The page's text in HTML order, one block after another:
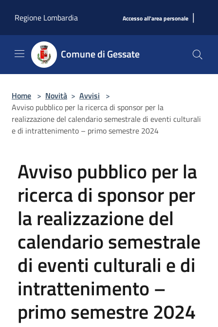
Regione Lombardia
Accesso all'area personale |
Comune di Gessate
Home > Novità > Avvisi >
Avviso pubblico per la ricerca di sponsor per la
realizzazione del calendario semestrale di eventi culturali
e di intrattenimento – primo semestre 2024
Avviso pubblico per la
ricerca di sponsor per
la realizzazione del
calendario semestrale
di eventi culturali e di
intrattenimento –
primo semestre 2024